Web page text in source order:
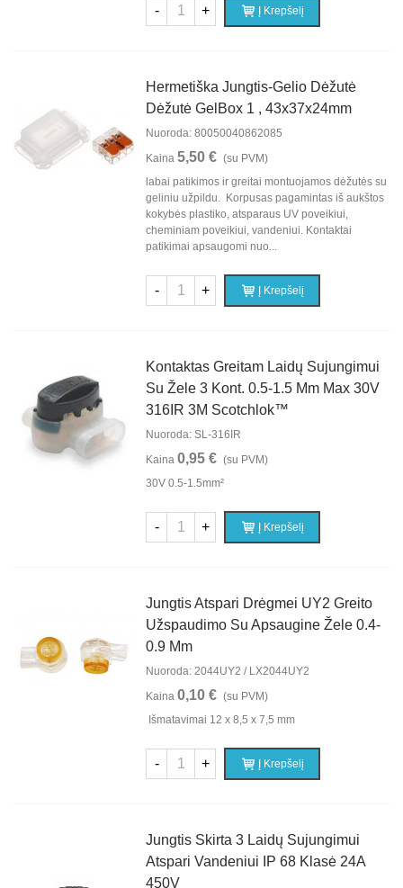
- + Į Krepšelį
Hermetiška Jungtis-Gelio Dėžutė
Dėžutė GelBox 1 , 43x37x24mm
Nuoroda: 80050040862085
Kaina5,50 € (su PVM)
labai patikimos ir greitai montuojamos dėžutės su
geliniu užpildu. Korpusas pagamintas iš aukštos
kokybės plastiko, atsparaus UV poveikiui,
cheminiam poveikiui, vandeniui. Kontaktai
patikimai apsaugomi nuo...
- + Į Krepšelį
Kontaktas Greitam Laidų Sujungimui
Su Žele 3 Kont. 0.5-1.5 Mm Max 30V
316IR 3M Scotchlok™
Nuoroda: SL-316IR
Kaina0,95 € (su PVM)
30V 0.5-1.5mm²
- + Į Krepšelį
Jungtis Atspari Drėgmei UY2 Greito
Užspaudimo Su Apsaugine Žele 0.4-
0.9 Mm
Nuoroda: 2044UY2 / LX2044UY2
Kaina0,10 € (su PVM)
Išmatavimai 12 x 8,5 x 7,5 mm
- + Į Krepšelį
Jungtis Skirta 3 Laidų Sujungimui
Atspari Vandeniui IP 68 Klasė 24A
450V